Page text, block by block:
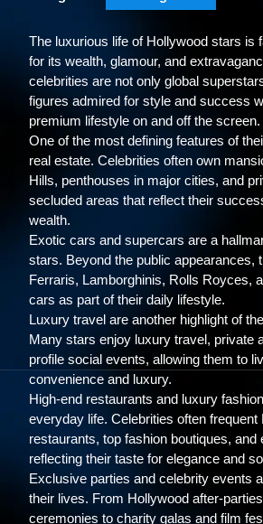
The luxurious life of Hollywood stars is
for its wealth, glamour, and
celebrities are not only global
figures admired for style and success
premium lifestyle on and off the screen.
One of the most defining features of
real estate. Celebrities often own
Hills, penthouses in major cities, and
secluded areas that reflect their
wealth.
Exotic cars and supercars are a
stars. Beyond the public appearances,
Ferraris, Lamborghinis, Rolls Royces,
cars as part of their daily lifestyle.
Luxury travel are another highlight of
Many stars enjoy luxury travel, private
profile social events, allowing them to
convenience and luxury.
High-end restaurants and luxury
everyday life. Celebrities often frequent
restaurants, top fashion boutiques, and
reflecting their taste for elegance and
Exclusive parties and celebrity events
their lives. From Hollywood after-
ceremonies to charity galas and film